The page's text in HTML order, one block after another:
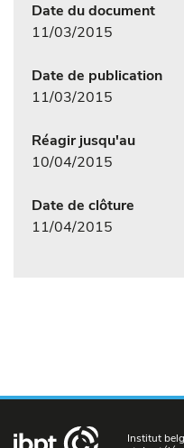
Date du document
11/03/2015
Date de publication
11/03/2015
Réagir jusqu'au
10/04/2015
Date de clôture
11/04/2015
Institut